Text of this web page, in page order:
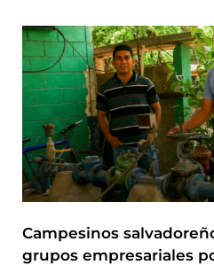
Campesinos
grupos empresariales